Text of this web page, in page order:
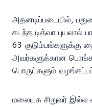
அதனடிப்படையில்,
கடந்த டித்வா புயலால்
63 குடும்பங்களுக்கு
அவர்களுக்கான
பொருட்களும்
மலையக சிறுவர் இல்ல